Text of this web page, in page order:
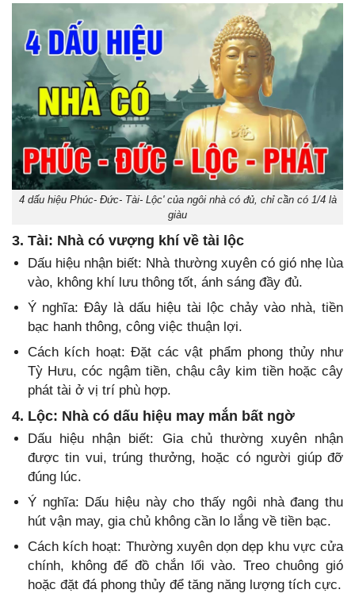
4 dấu hiệu Phúc- Đức- Tài- Lộc' của ngôi nhà có đủ, chỉ cần có 1/4 là
giàu
3. Tài: Nhà có vượng khí về tài lộc
Dấu hiệu nhận biết: Nhà thường xuyên có gió nhẹ lùa
vào, không khí lưu thông tốt, ánh sáng đầy đủ.
Ý nghĩa: Đây là dấu hiệu tài lộc chảy vào nhà, tiền
bạc hanh thông, công việc thuận lợi.
Cách kích hoạt: Đặt các vật phẩm phong thủy như
Tỳ Hưu, cóc ngậm tiền, chậu cây kim tiền hoặc cây
phát tài ở vị trí phù hợp.
4. Lộc: Nhà có dấu hiệu may mắn bất ngờ
Dấu hiệu nhận biết: Gia chủ thường xuyên nhận
được tin vui, trúng thưởng, hoặc có người giúp đỡ
đúng lúc.
Ý nghĩa: Dấu hiệu này cho thấy ngôi nhà đang thu
hút vận may, gia chủ không cần lo lắng về tiền bạc.
Cách kích hoạt: Thường xuyên dọn dẹp khu vực cửa
chính, không để đồ chắn lối vào. Treo chuông gió
hoặc đặt đá phong thủy để tăng năng lượng tích cực.